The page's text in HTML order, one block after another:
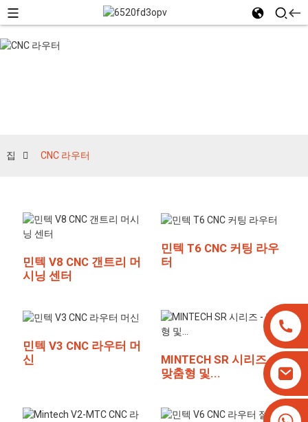
+8613825779334
집 CNC 라우터
민텍 V8 CNC 갠트리 머
시닝 센터
민텍 T6 CNC 커팅 라우
터
민텍 V3 CNC 라우터 머
신
MINTECH SR 시리즈 -
맞춤형 및...